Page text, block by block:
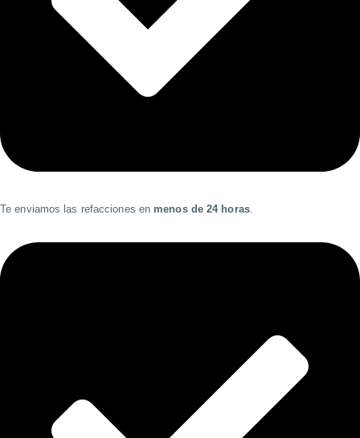
Te enviamos las refacciones en menos de 24 horas.